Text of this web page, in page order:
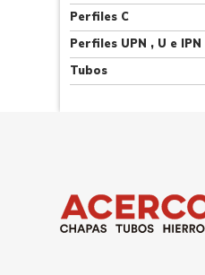
Perfiles C
Perfiles UPN , U e IPN
Tubos